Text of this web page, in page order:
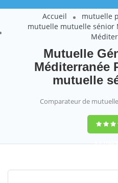
Accueil
mutuelle
mutuelle mutuelle sénior
Mutuelle
Méditerranée
mutuelle
Comparateur de
9,2